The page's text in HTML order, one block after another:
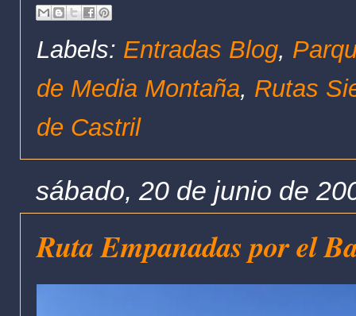
Labels: Entradas Blog,
de Media Montaña, Rutas
de Castril
sábado, 20 de junio de
Ruta Empanadas por el